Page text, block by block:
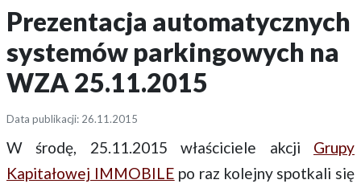
Prezentacja automatycznych
systemów parkingowych na
WZA 25.11.2015
Data publikacji: 26.11.2015
W środę, 25.11.2015 właściciele akcji Grupy
Kapitałowej IMMOBILE po raz kolejny spotkali się